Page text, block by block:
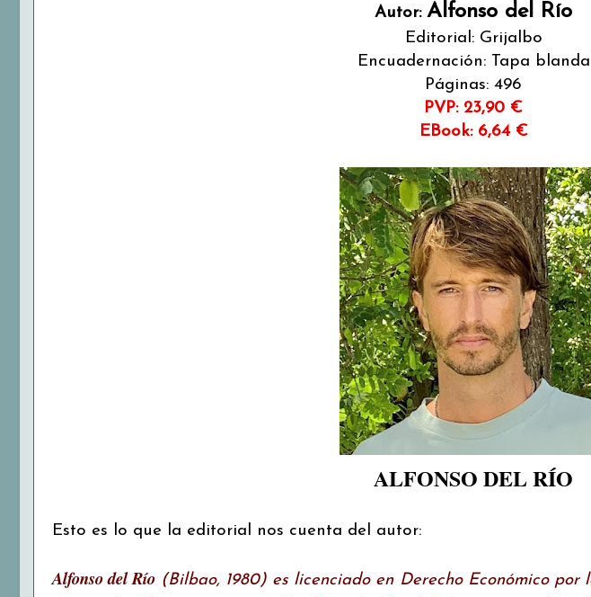
Autor: Alfonso del Río
Editorial: Grijalbo
Encuadernación: Tapa blanda
Páginas: 496
PVP: 23,90 €
EBook: 6,64 €
ALFONSO DEL RÍO
Esto es lo que la editorial nos cuenta del autor:
Alfonso del Río (Bilbao, 1980) es licenciado en Derecho Económico